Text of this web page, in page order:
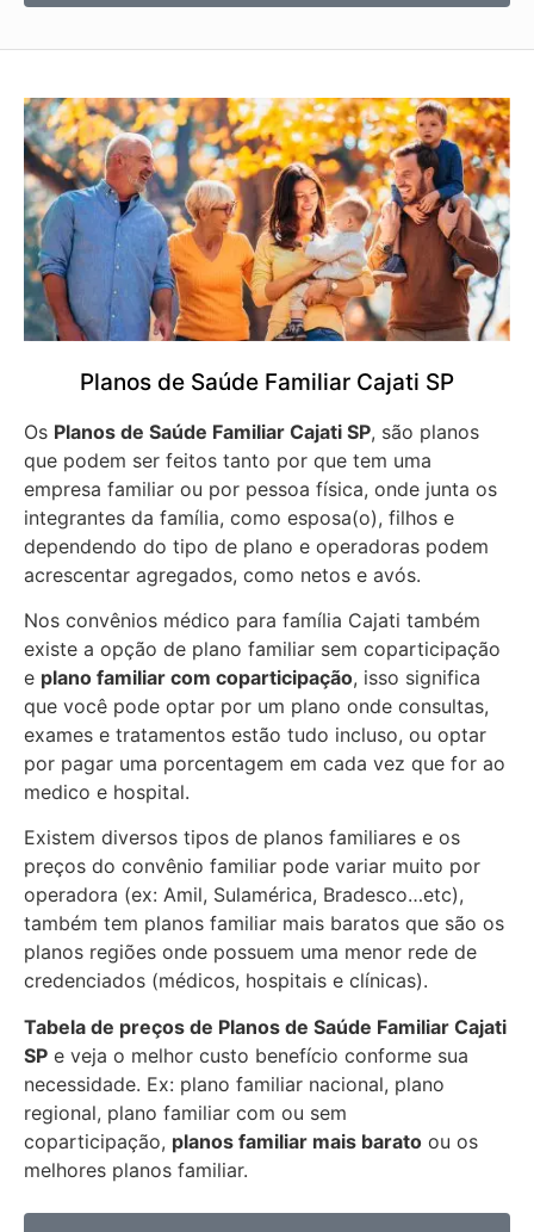
Planos de Saúde Familiar Cajati SP
Os Planos de Saúde Familiar Cajati SP, são planos
que podem ser feitos tanto por que tem uma
empresa familiar ou por pessoa física, onde junta os
integrantes da família, como esposa(o), filhos e
dependendo do tipo de plano e operadoras podem
acrescentar agregados, como netos e avós.
Nos convênios médico para família Cajati também
existe a opção de plano familiar sem coparticipação
e plano familiar com coparticipação, isso significa
que você pode optar por um plano onde consultas,
exames e tratamentos estão tudo incluso, ou optar
por pagar uma porcentagem em cada vez que for ao
medico e hospital.
Existem diversos tipos de planos familiares e os
preços do convênio familiar pode variar muito por
operadora (ex: Amil, Sulamérica, Bradesco…etc),
também tem planos familiar mais baratos que são os
planos regiões onde possuem uma menor rede de
credenciados (médicos, hospitais e clínicas).
Tabela de preços de Planos de Saúde Familiar Cajati
SP e veja o melhor custo benefício conforme sua
necessidade. Ex: plano familiar nacional, plano
regional, plano familiar com ou sem
coparticipação, planos familiar mais barato ou os
melhores planos familiar.